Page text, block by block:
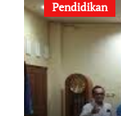
Pendidikan